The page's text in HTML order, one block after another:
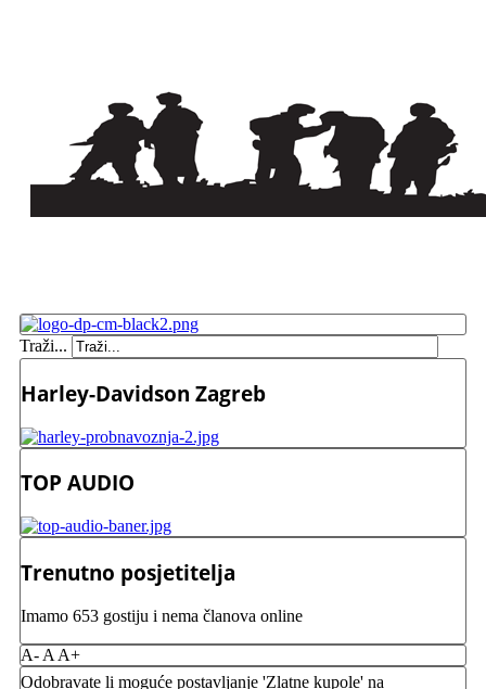
Traži...
Harley-Davidson Zagreb
TOP AUDIO
Trenutno posjetitelja
Imamo 653 gostiju i nema članova online
A- A A+
Odobravate li moguće postavljanje 'Zlatne kupole' na